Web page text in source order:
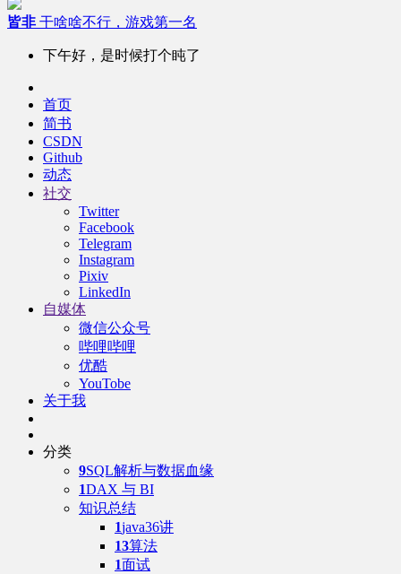
皆非 干啥啥不行，游戏第一名
下午好，是时候打个盹了
首页
简书
CSDN
Github
动态
社交
Twitter
Facebook
Telegram
Instagram
Pixiv
LinkedIn
自媒体
微信公众号
哔哩哔哩
优酷
YouTobe
关于我
分类
9SQL解析与数据血缘
1DAX 与 BI
知识总结
1java36讲
13算法
1面试